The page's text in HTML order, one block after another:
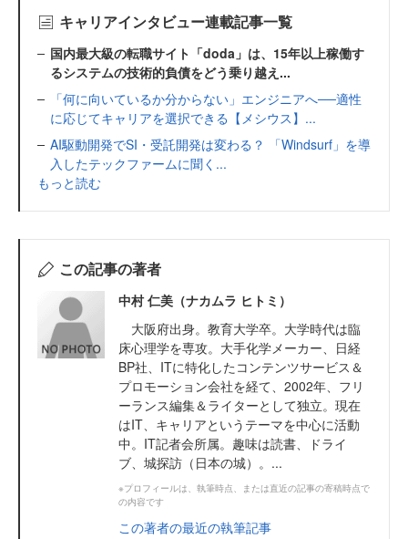
キャリアインタビュー連載記事一覧
国内最大級の転職サイト「doda」は、15年以上稼働す
るシステムの技術的負債をどう乗り越え...
「何に向いているか分からない」エンジニアへ──適性
に応じてキャリアを選択できる【メシウス】...
AI駆動開発でSI・受託開発は変わる？ 「Windsurf」を導
入したテックファームに聞く...
もっと読む
この記事の著者
中村 仁美（ナカムラ ヒトミ）
大阪府出身。教育大学卒。大学時代は臨
床心理学を専攻。大手化学メーカー、日経
BP社、ITに特化したコンテンツサービス＆
プロモーション会社を経て、2002年、フリ
ーランス編集＆ライターとして独立。現在
はIT、キャリアというテーマを中心に活動
中。IT記者会所属。趣味は読書、ドライ
ブ、城探訪（日本の城）。...
※プロフィールは、執筆時点、または直近の記事の寄稿時点で
の内容です
この著者の最近の執筆記事